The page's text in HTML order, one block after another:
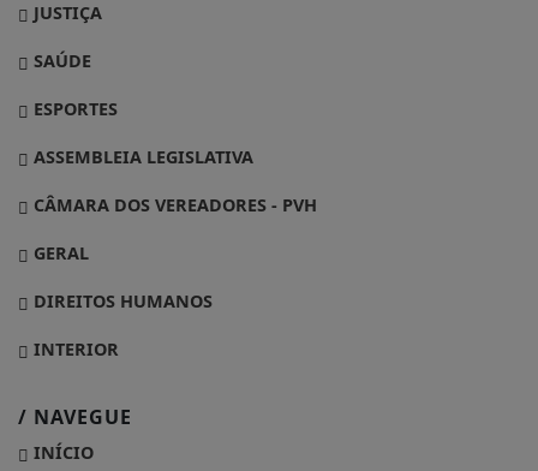
JUSTIÇA
SAÚDE
ESPORTES
ASSEMBLEIA LEGISLATIVA
CÂMARA DOS VEREADORES - PVH
GERAL
DIREITOS HUMANOS
INTERIOR
/ NAVEGUE
INÍCIO